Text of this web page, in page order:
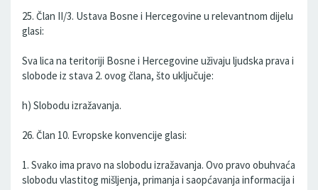
25. Član II/3. Ustava Bosne i Hercegovine u relevantnom dijelu
glasi:
Sva lica na teritoriji Bosne i Hercegovine uživaju ljudska prava i
slobode iz stava 2. ovog člana, što uključuje:
h) Slobodu izražavanja.
26. Član 10. Evropske konvencije glasi:
1. Svako ima pravo na slobodu izražavanja. Ovo pravo obuhvaća
slobodu vlastitog mišljenja, primanja i saopćavanja informacija i